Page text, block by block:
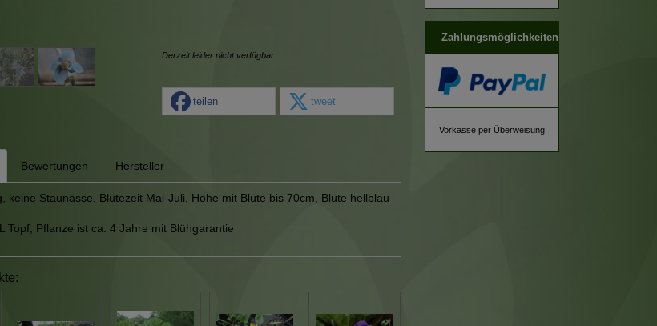
Derzeit leider nicht verfügbar
teilen tweet
Bewertungen Hersteller
keine Staunässe, Blütezeit Mai-Juli, Höhe mit Blüte bis 70cm, Blüte hellblau
Topf, Pflanze ist ca. 4 Jahre mit Blühgarantie
Zahlungsmöglichkeiten
Vorkasse per Überweisung